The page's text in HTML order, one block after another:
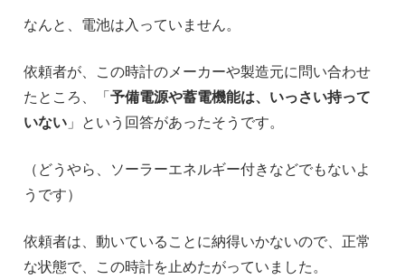
なんと、電池は入っていません。
依頼者が、この時計のメーカーや製造元に問い合わせ
たところ、「予備電源や蓄電機能は、いっさい持って
いない」という回答があったそうです。
（どうやら、ソーラーエネルギー付きなどでもないよ
うです）
依頼者は、動いていることに納得いかないので、正常
な状態で、この時計を止めたがっていました。